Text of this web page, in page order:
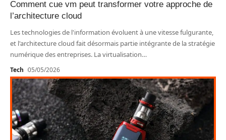
Comment cue vm peut transformer votre approche de
l’architecture cloud
Les technologies de l'information évoluent à une vitesse fulgurante,
et l'architecture cloud fait désormais partie intégrante de la stratégie
numérique des entreprises. La virtualisation…
Tech 05/05/2026